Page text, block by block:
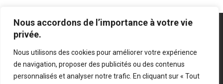
Nous accordons de l’importance à votre vie
privée.
Nous utilisons des cookies pour améliorer votre expérience
de navigation, proposer des publicités ou des contenus
personnalisés et analyser notre trafic. En cliquant sur « Tout
Mentions légales Politique de confidentialité